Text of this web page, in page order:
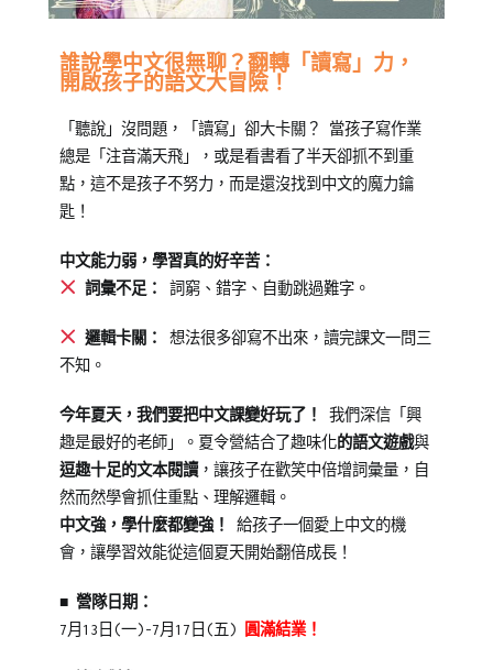
Posted
on
10
Posted
夏
令
營
Tagged
兒
文,
兒
童
作,
小
營
夏
令
營
誰說學中文很無聊？翻轉「讀寫」力，
開啟孩子的語文大冒險！
「聽說」沒問題，「讀寫」卻大卡關？ 當孩子寫作業
總是「注音滿天飛」，或是看書看了半天卻抓不到重
點，這不是孩子不努力，而是還沒找到中文的魔力鑰
匙！
中文能力弱，學習真的好辛苦：
詞彙不足：
詞窮、錯字、自動跳過難字。
邏輯卡關：
想法很多卻寫不出來，讀完課文一問三
不知。
今年夏天，我們要把中文課變好玩了！
我們深信「興
趣是最好的老師」。夏令營結合了趣味化的語文遊戲與
逗趣十足的文本閱讀，讓孩子在歡笑中倍增詞彙量，自
然而然學會抓住重點、理解邏輯。
中文強，學什麼都變強！
給孩子一個愛上中文的機
會，讓學習效能從這個夏天開始翻倍成長！
■ 營隊日期：
7月13日(一)-7月17日(五)
圓滿結業！